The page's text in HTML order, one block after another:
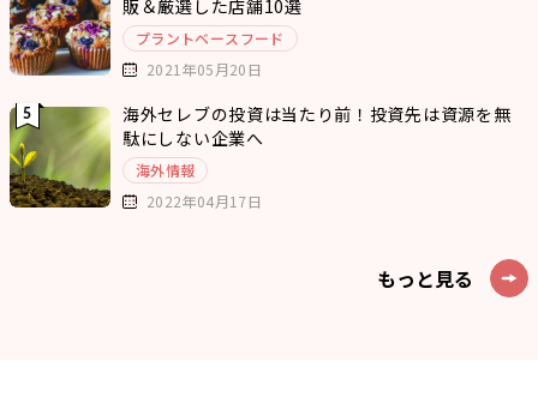
販＆厳選した店舗10選
プラントベースフード
2021年05月20日
海外セレブの投資は当たり前！投資先は資源を無
駄にしない企業へ
海外情報
2022年04月17日
もっと見る